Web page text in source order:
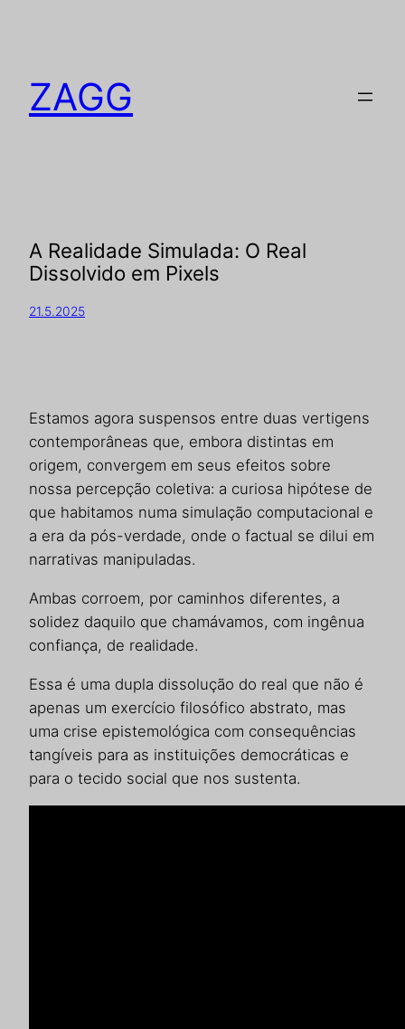
ZAGG
A Realidade Simulada: O Real
Dissolvido em Pixels
21.5.2025
Estamos agora suspensos entre duas vertigens
contemporâneas que, embora distintas em
origem, convergem em seus efeitos sobre
nossa percepção coletiva: a curiosa hipótese de
que habitamos numa simulação computacional e
a era da pós-verdade, onde o factual se dilui em
narrativas manipuladas.
Ambas corroem, por caminhos diferentes, a
solidez daquilo que chamávamos, com ingênua
confiança, de realidade.
Essa é uma dupla dissolução do real que não é
apenas um exercício filosófico abstrato, mas
uma crise epistemológica com consequências
tangíveis para as instituições democráticas e
para o tecido social que nos sustenta.